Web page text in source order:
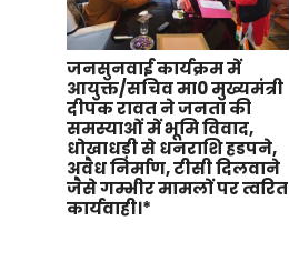
जनसुनवाई कार्यक्रम में
आयुक्त/सचिव मा0 मुख्यमंत्री
दीपक रावत ने जनता की
समस्याओं में भूमि विवाद,
धोखाधड़ी से धनराशि हडपने,
अवैध निर्माण, टीसी दिलवाने
जैसे गम्भीर मामलों पर त्वरित
कार्यवाही।*